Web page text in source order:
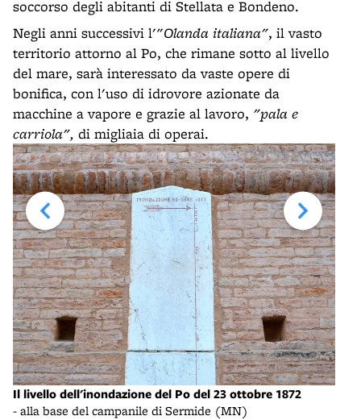
soccorso degli abitanti di Stellata e Bondeno.
Negli anni successivi l'"Olanda italiana", il vasto
territorio attorno al Po, che rimane sotto al livello
del mare, sarà interessato da vaste opere di
bonifica, con l'uso di idrovore azionate da
macchine a vapore e grazie al lavoro, "pala e
carriola", di migliaia di operai.
Il livello dell'inondazione del Po del 23 ottobre 1872
- alla base del campanile di Sermide (MN)